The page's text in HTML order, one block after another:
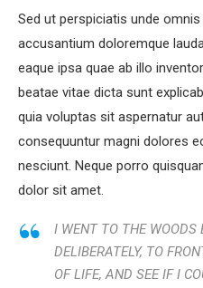
Sed ut perspiciatis unde
accusantium doloremque
eaque ipsa quae ab illo
beatae vitae dicta sunt
quia voluptas sit aspernatur
consequuntur magni dolores
nesciunt. Neque porro
dolor sit amet.
I WENT TO THE WOODS
DELIBERATELY, TO
OF LIFE, AND SEE IF I